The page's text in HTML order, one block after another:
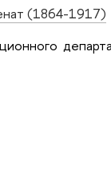
(1864-1917)